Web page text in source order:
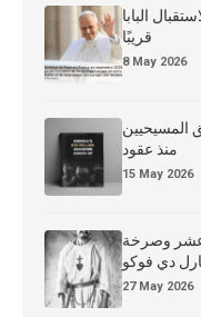
البابا
قريبًا
8 May 2026
المسيحيين
منذ عقود
15 May 2026
عشر وصرخة
دي فوكو
27 May 2026